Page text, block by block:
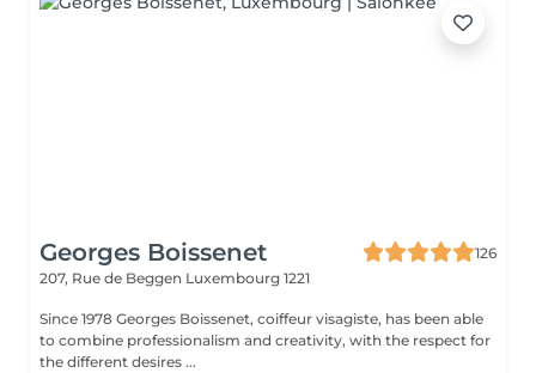
Georges Boissenet
126
207, Rue de Beggen Luxembourg 1221
Since 1978 Georges Boissenet, coiffeur visagiste, has been able
to combine professionalism and creativity, with the respect for
the different desires ...